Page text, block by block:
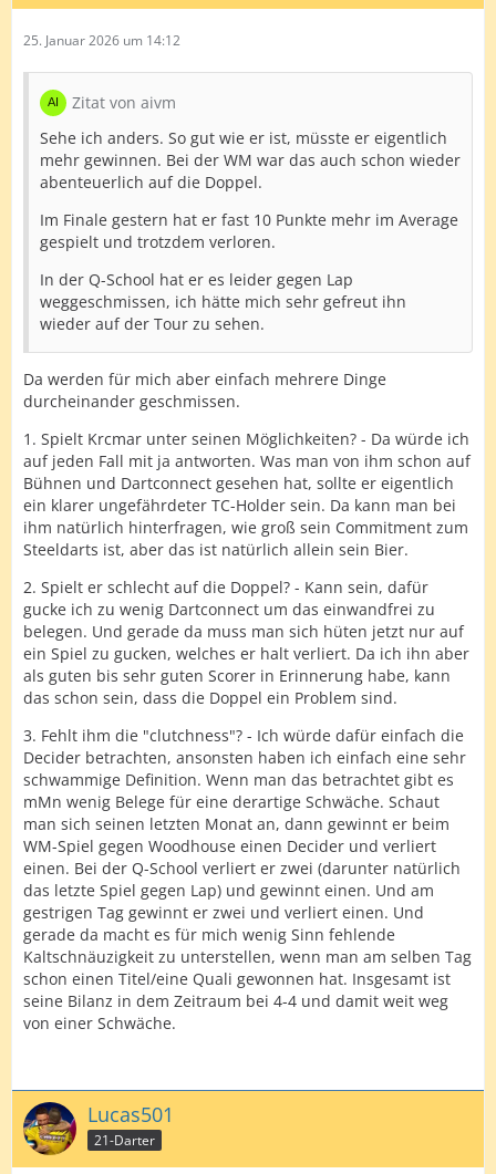
25. Januar 2026 um 14:12
Zitat von aivm
Sehe ich anders. So gut wie er ist, müsste er eigentlich
mehr gewinnen. Bei der WM war das auch schon wieder
abenteuerlich auf die Doppel.
Im Finale gestern hat er fast 10 Punkte mehr im Average
gespielt und trotzdem verloren.
In der Q-School hat er es leider gegen Lap
weggeschmissen, ich hätte mich sehr gefreut ihn
wieder auf der Tour zu sehen.
Da werden für mich aber einfach mehrere Dinge
durcheinander geschmissen.
1. Spielt Krcmar unter seinen Möglichkeiten? - Da würde ich
auf jeden Fall mit ja antworten. Was man von ihm schon auf
Bühnen und Dartconnect gesehen hat, sollte er eigentlich
ein klarer ungefährdeter TC-Holder sein. Da kann man bei
ihm natürlich hinterfragen, wie groß sein Commitment zum
Steeldarts ist, aber das ist natürlich allein sein Bier.
2. Spielt er schlecht auf die Doppel? - Kann sein, dafür
gucke ich zu wenig Dartconnect um das einwandfrei zu
belegen. Und gerade da muss man sich hüten jetzt nur auf
ein Spiel zu gucken, welches er halt verliert. Da ich ihn aber
als guten bis sehr guten Scorer in Erinnerung habe, kann
das schon sein, dass die Doppel ein Problem sind.
3. Fehlt ihm die "clutchness"? - Ich würde dafür einfach die
Decider betrachten, ansonsten haben ich einfach eine sehr
schwammige Definition. Wenn man das betrachtet gibt es
mMn wenig Belege für eine derartige Schwäche. Schaut
man sich seinen letzten Monat an, dann gewinnt er beim
WM-Spiel gegen Woodhouse einen Decider und verliert
einen. Bei der Q-School verliert er zwei (darunter natürlich
das letzte Spiel gegen Lap) und gewinnt einen. Und am
gestrigen Tag gewinnt er zwei und verliert einen. Und
gerade da macht es für mich wenig Sinn fehlende
Kaltschnäuzigkeit zu unterstellen, wenn man am selben Tag
schon einen Titel/eine Quali gewonnen hat. Insgesamt ist
seine Bilanz in dem Zeitraum bei 4-4 und damit weit weg
von einer Schwäche.
Lucas501
21-Darter